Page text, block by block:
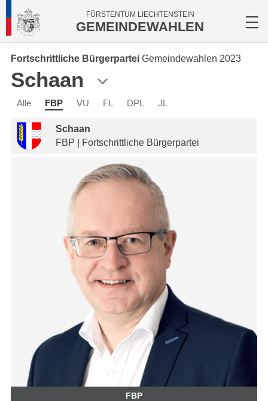
FÜRSTENTUM LIECHTENSTEIN
GEMEINDEWAHLEN
Fortschrittliche Bürgerpartei Gemeindewahlen 2023
Schaan
Alle FBP VU FL DPL JL
Schaan
FBP | Fortschrittliche Bürgerpartei
FBP